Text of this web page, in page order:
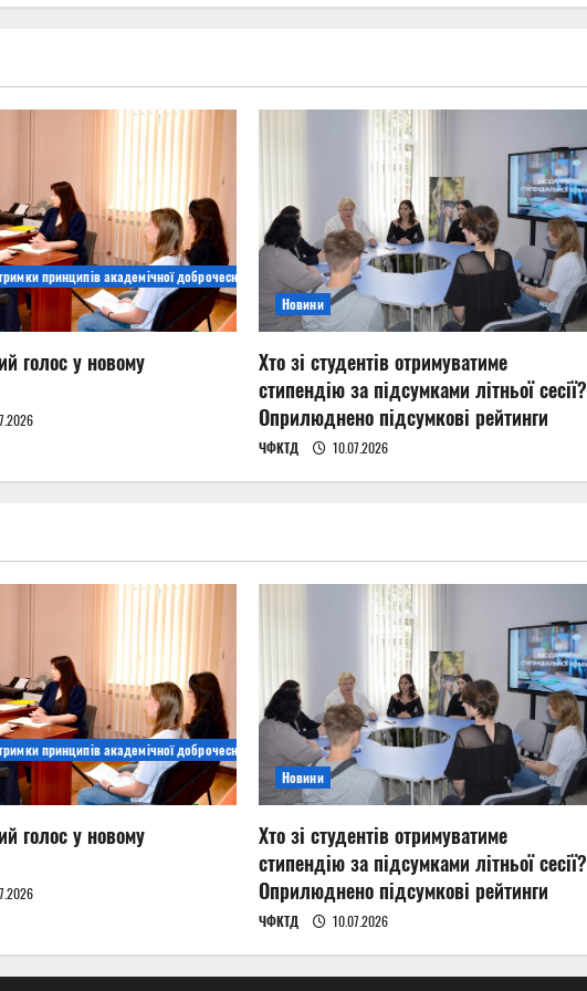
принципів академічної доброчесності
голос у новому
Новини
Хто зі студентів отримуватиме
стипендію за підсумками літньої сесії?
Оприлюднено підсумкові рейтинги
ЧФКТД 10.07.2026
принципів академічної доброчесності
голос у новому
Новини
Хто зі студентів отримуватиме
стипендію за підсумками літньої сесії?
Оприлюднено підсумкові рейтинги
ЧФКТД 10.07.2026